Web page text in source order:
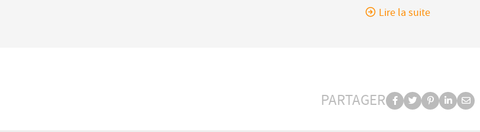
Lire la suite
PARTAGER
PARTAGER
Partager
sur
Partager
sur
Partager
sur
sur